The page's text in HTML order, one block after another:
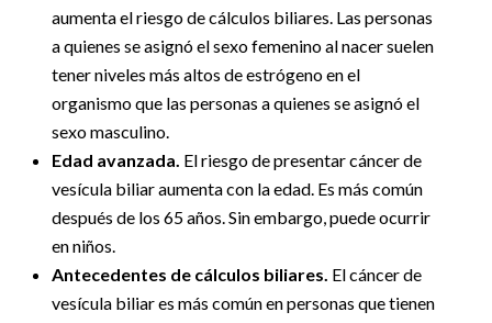
aumenta el riesgo de cálculos biliares. Las personas
a quienes se asignó el sexo femenino al nacer suelen
tener niveles más altos de estrógeno en el
organismo que las personas a quienes se asignó el
sexo masculino.
Edad avanzada. El riesgo de presentar cáncer de
vesícula biliar aumenta con la edad. Es más común
después de los 65 años. Sin embargo, puede ocurrir
en niños.
Antecedentes de cálculos biliares. El cáncer de
vesícula biliar es más común en personas que tienen